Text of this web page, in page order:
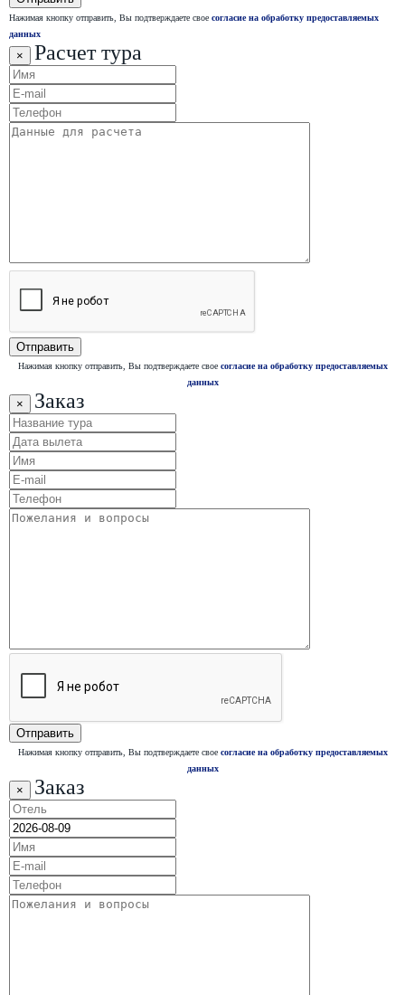
Нажимая кнопку отправить, Вы подтверждаете свое согласие на обработку предоставляемых
данных
× Расчет тура
Нажимая кнопку отправить, Вы подтверждаете свое согласие на обработку предоставляемых
данных
× Заказ
Нажимая кнопку отправить, Вы подтверждаете свое согласие на обработку предоставляемых
данных
× Заказ